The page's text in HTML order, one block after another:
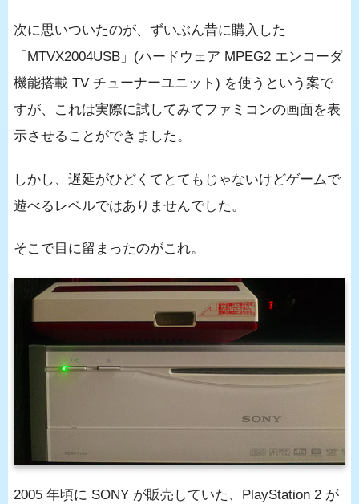
次に思いついたのが、ずいぶん昔に購入した
「MTVX2004USB」(ハードウェア MPEG2 エンコーダ
機能搭載 TV チューナーユニット) を使うという案で
すが、これは実際に試してみてファミコンの画面を表
示させることができました。
しかし、遅延がひどくてとてもじゃないけどゲームで
遊べるレベルではありませんでした。
そこで目に留まったのがこれ。
2005 年頃に SONY が販売していた、PlayStation 2 が